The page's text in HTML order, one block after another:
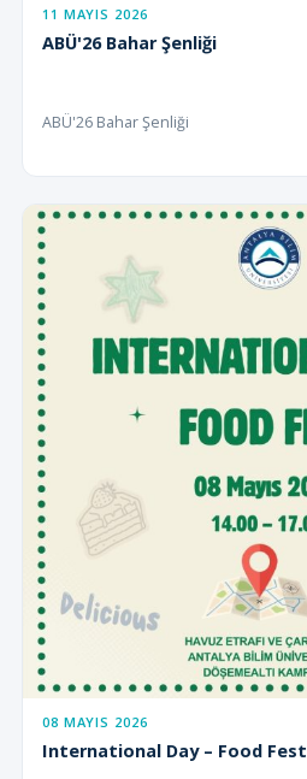
11 MAYIS 2026
ABÜ'26 Bahar Şenliği
ABÜ'26 Bahar Şenliği
08 MAYIS 2026
International Day – Food Fest